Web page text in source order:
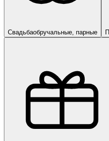
Свадьбаобручальные, парные